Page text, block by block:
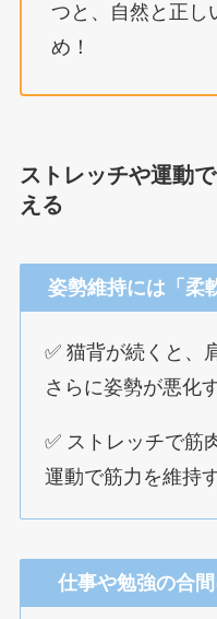
つと、自然と正し
め！
ストレッチや運動
える
姿勢維持には「柔
✅ 猫背が続くと、
さらに姿勢が悪化
✅ ストレッチで筋
運動で筋力を維持
仕事や勉強の合